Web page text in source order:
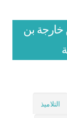
خارجة بن
التلاميذ